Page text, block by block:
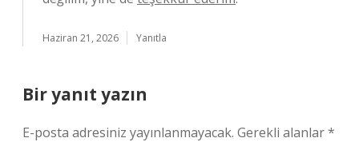
Haziran 21, 2026 Yanıtla
Bir yanıt yazın
E-posta adresiniz yayınlanmayacak. Gerekli alanlar*